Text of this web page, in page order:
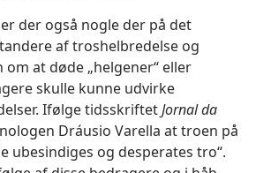
der også nogle der på det
af troshelbredelse og
at døde „helgener“ eller
skulle kunne udvirke
Ifølge tidsskriftetJornal da
Dráusio Varella at troen på
ubesindiges og desperates tro“.